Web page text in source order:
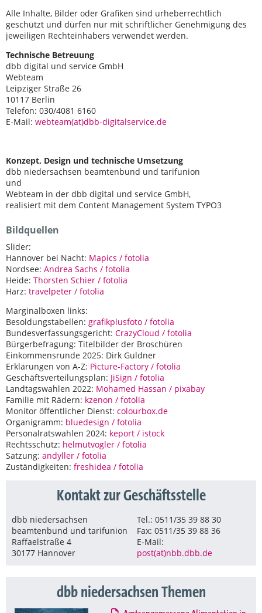
Kontakt zur Geschäftsstelle
dbb niedersachsen
beamtenbund und tarifunion
Raffaelstraße 4
30177 Hannover
Tel.: 0511/35 39 88 30
Fax: 0511/35 39 88 36
E-Mail:
post(at)nbb.dbb.de
dbb niedersachsen Themen
Alle Inhalte, Bilder oder Grafiken sind urheberrechtlich
geschützt und dürfen nur mit schriftlicher Genehmigung des
jeweiligen Rechteinhabers verwendet werden.
Technische Betreuung
dbb digital und service GmbH
Webteam
Leipziger Straße 26
10117 Berlin
Telefon: 030/4081 6160
E-Mail: webteam(at)dbb-digitalservice.de
Konzept, Design und technische Umsetzung
dbb niedersachsen beamtenbund und tarifunion
und
Webteam in der dbb digital und service GmbH,
realisiert mit dem Content Management System TYPO3
Bildquellen
Slider:
Hannover bei Nacht: Mapics / fotolia
Nordsee: Andrea Sachs / fotolia
Heide: Thorsten Schier / fotolia
Harz: travelpeter / fotolia
Marginalboxen links:
Besoldungstabellen: grafikplusfoto / fotolia
Bundesverfassungsgericht: CrazyCloud / fotolia
Bürgerbefragung: Titelbilder der Broschüren
Einkommensrunde 2025: Dirk Guldner
Erklärungen von A-Z: Picture-Factory / fotolia
Geschäftsverteilungsplan: JiSign / fotolia
Landtagswahlen 2022: Mohamed Hassan / pixabay
Familie mit Rädern: kzenon / fotolia
Monitor öffentlicher Dienst: colourbox.de
Organigramm: bluedesign / fotolia
Personalratswahlen 2024: keport / istock
Rechtsschutz: helmutvogler / fotolia
Satzung: andyller / fotolia
Zuständigkeiten: freshidea / fotolia